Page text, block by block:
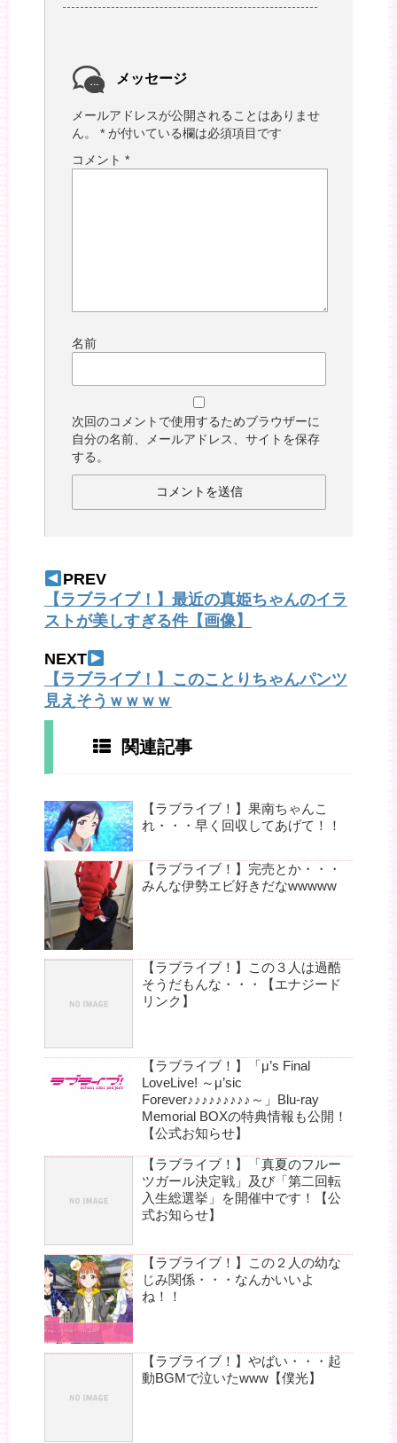
メッセージ
メールアドレスが公開されることはありませ
ん。
* が付いている欄は必須項目です
コメント *
名前
次回のコメントで使用するためブラウザーに
自分の名前、メールアドレス、サイトを保存
する。
PREV
【ラブライブ！】最近の真姫ちゃんのイラ
ストが美しすぎる件【画像】
NEXT
【ラブライブ！】このことりちゃんパンツ
見えそうｗｗｗｗ
関連記事
【ラブライブ！】果南ちゃんこ
れ・・・早く回収してあげて！！
【ラブライブ！】完売とか・・・
みんな伊勢エビ好きだなwwwww
【ラブライブ！】この３人は過酷
そうだもんな・・・【エナジード
リンク】
【ラブライブ！】「μ’s Final
LoveLive! ～μ’sic
Forever♪♪♪♪♪♪♪♪♪～」Blu-ray
Memorial BOXの特典情報も公開！
【公式お知らせ】
【ラブライブ！】「真夏のフルー
ツガール決定戦」及び「第二回転
入生総選挙」を開催中です！【公
式お知らせ】
【ラブライブ！】この２人の幼な
じみ関係・・・なんかいいよ
ね！！
【ラブライブ！】やばい・・・起
動BGMで泣いたwww【僕光】